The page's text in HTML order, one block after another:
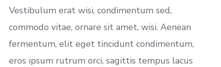
Vestibulum erat wisi, condimentum sed,
commodo vitae, ornare sit amet, wisi. Aenean
fermentum, elit eget tincidunt condimentum,
eros ipsum rutrum orci, sagittis tempus lacus